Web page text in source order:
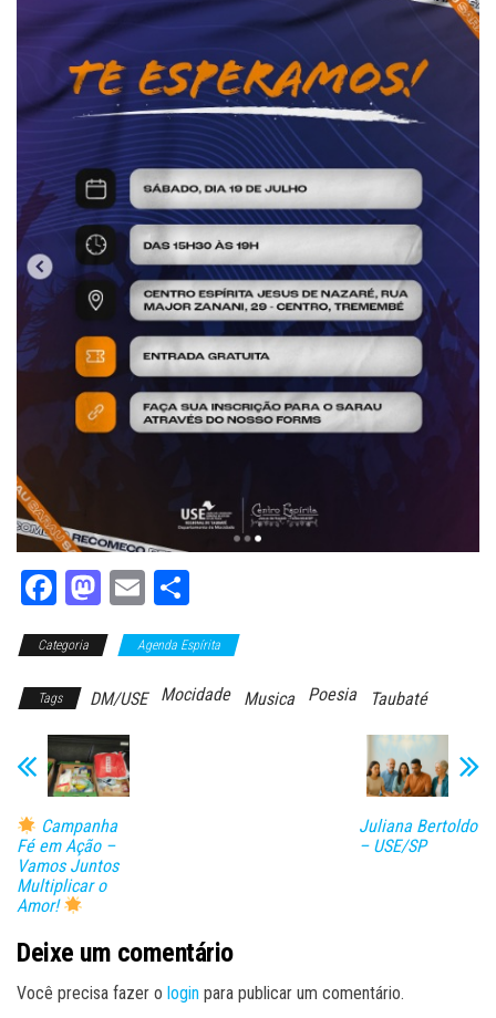
Fa
ce
bo
ok
M
as
to
do
n
E
m
ail
ar
e
Categoria Agenda Espírita
Tags DM/USE Mocidade Musica Poesia Taubaté
Campanha
Fé em Ação –
Vamos Juntos
Multiplicar o
Amor!
Juliana Bertoldo
– USE/SP
Deixe um comentário
Você precisa fazer o login para publicar um comentário.